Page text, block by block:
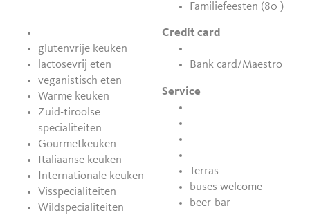
Familiefeesten (80 )
glutenvrije keuken
lactosevrij eten
veganistisch eten
Warme keuken
Zuid-tiroolse
specialiteiten
Gourmetkeuken
Italiaanse keuken
Internationale keuken
Visspecialiteiten
Wildspecialiteiten
Credit card
Bank card/Maestro
Service
Terras
buses welcome
beer-bar